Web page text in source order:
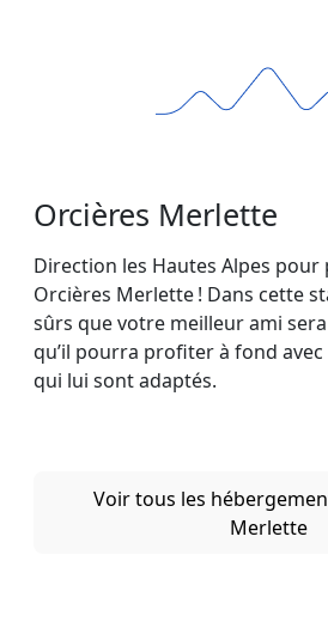
Orcières Merlette
Direction les Hautes Alpes pour
Orcières Merlette ! Dans cette
sûrs que votre meilleur ami
qu’il pourra profiter à fond
qui lui sont adaptés.
Voir tous les
Merlette